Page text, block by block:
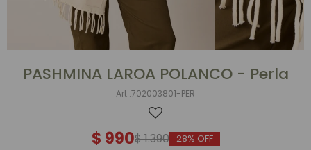
PASHMINA LAROA POLANCO - Perla
702003801-PER
$ 990$1.390 28